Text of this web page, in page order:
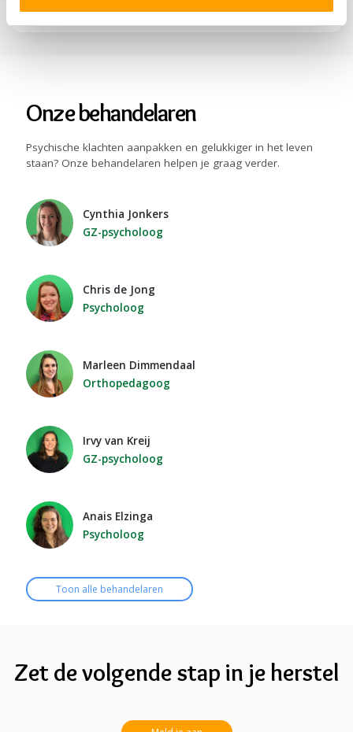
Uitsluitingscriteria
Onze behandelaren
Psychische klachten aanpakken en gelukkiger in het leven
staan? Onze behandelaren helpen je graag verder.
Cynthia Jonkers
GZ-psycholoog
Chris de Jong
Psycholoog
Marleen Dimmendaal
Orthopedagoog
Irvy van Kreij
GZ-psycholoog
Anais Elzinga
Psycholoog
Toon alle behandelaren
Zet de volgende stap in je herstel